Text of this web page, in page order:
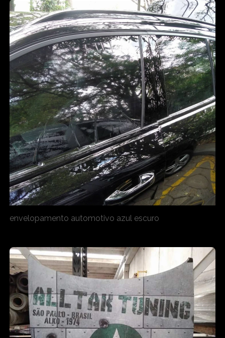
envelopamento automotivo azul escuro